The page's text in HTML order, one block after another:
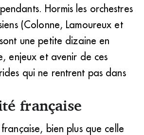
Hormis les orchestres
(Colonne, Lamoureux et
une petite dizaine en
enjeux et avenir de ces
qui ne rentrent pas dans
française
bien plus que celle